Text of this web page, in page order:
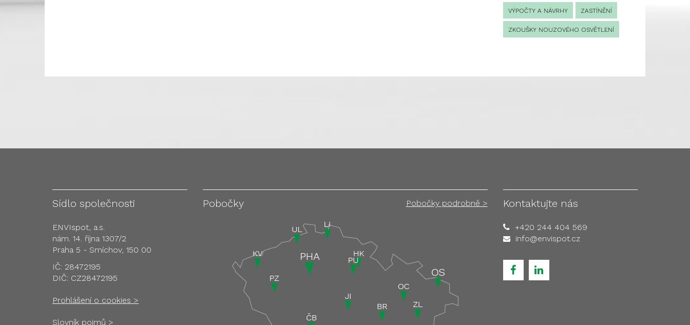
VÝPOČTY A NÁVRHY ZASTÍNĚNÍ
ZKOUŠKY NOUZOVÉHO OSVĚTLENÍ
Sídlo společnosti
ENVIspot, a.s.
nám. 14. října 1307/2
Praha 5 - Smíchov, 150 00
IČ: 28472195
DIČ: CZ28472195
Prohlášení o cookies >
Slovník pojmů >
Pobočky Pobočky podrobně > Kontaktujte nás
+420 244 404 569
info@envispot.cz